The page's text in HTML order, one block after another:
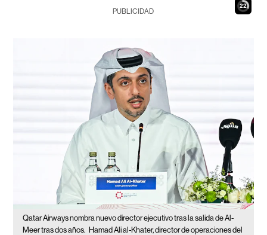
21
PUBLICIDAD
Qatar Airways nombra nuevo director ejecutivo tras la salida de Al-
Meer tras dos años. Hamad Ali al-Khater, director de operaciones del